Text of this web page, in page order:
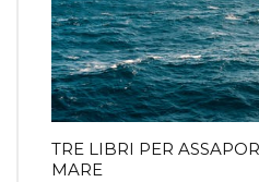
TRE LIBRI PER
MARE